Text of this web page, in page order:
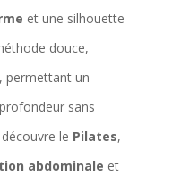
et une silhouette
douce,
permettant un
sans
découvre le Pilates,
abdominale et